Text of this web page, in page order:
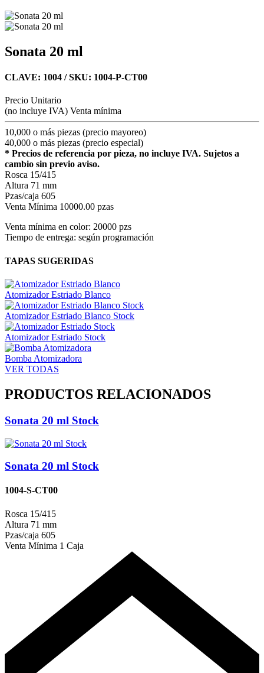
Sonata 20 ml
CLAVE: 1004 / SKU: 1004-P-CT00
Precio Unitario
(no incluye IVA) Venta mínima
10,000 o más piezas (precio mayoreo)
40,000 o más piezas (precio especial)
* Precios de referencia por pieza, no incluye IVA. Sujetos a
cambio sin previo aviso.
Rosca 15/415
Altura 71 mm
Pzas/caja 605
Venta Mínima 10000.00 pzas
Venta mínima en color: 20000 pzs
Tiempo de entrega: según programación
TAPAS SUGERIDAS
Atomizador Estriado Blanco
Atomizador Estriado Blanco Stock
Atomizador Estriado Stock
Bomba Atomizadora
VER TODAS
PRODUCTOS RELACIONADOS
Sonata 20 ml Stock
Sonata 20 ml Stock
1004-S-CT00
Rosca 15/415
Altura 71 mm
Pzas/caja 605
Venta Mínima 1 Caja